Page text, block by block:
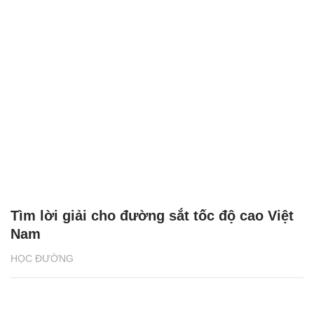
HỌC ĐƯỜNG
Tìm lời giải cho đường sắt tốc độ cao Việt
Nam